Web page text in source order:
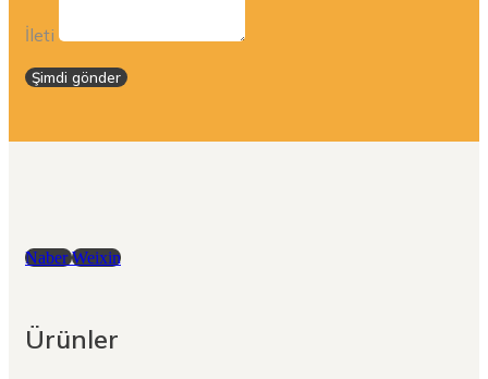
İleti
Şimdi gönder
Naber Weixin
Ürünler